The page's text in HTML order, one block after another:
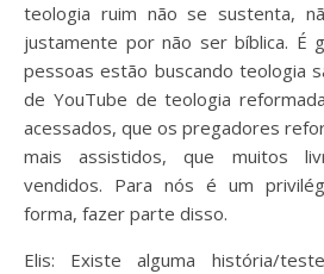
teologia ruim não se sustenta,
justamente por não ser bíblica. É
pessoas estão buscando teologia
de YouTube de teologia
acessados, que os pregadores
mais assistidos, que muitos
vendidos. Para nós é um
forma, fazer parte disso.
Elis: Existe alguma história/